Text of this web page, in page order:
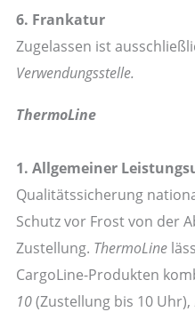
6. Frankatur
Zugelassen ist
Verwendungsstelle.
ThermoLine
1. Allgemeiner
Qualitätssicherung
Schutz vor Frost von der
Zustellung. ThermoLine
CargoLine-Produkten
10(Zustellung bis 10 Uhr),